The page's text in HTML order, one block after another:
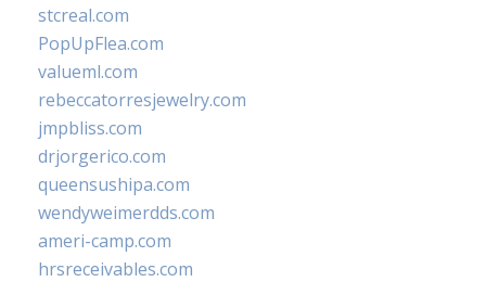
stcreal.com
PopUpFlea.com
valueml.com
rebeccatorresjewelry.com
jmpbliss.com
drjorgerico.com
queensushipa.com
wendyweimerdds.com
ameri-camp.com
hrsreceivables.com